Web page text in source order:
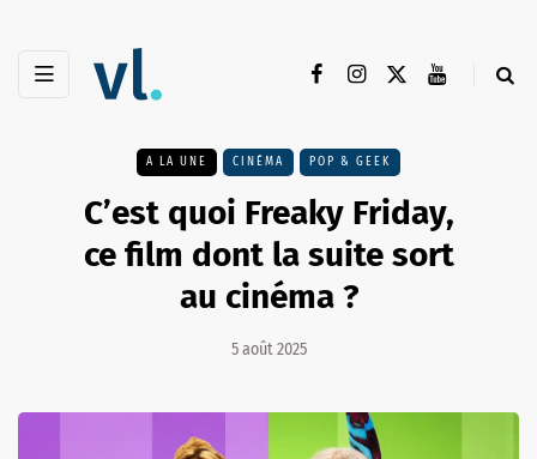
A LA UNE CINÉMA POP & GEEK
C’est quoi Freaky Friday,
ce film dont la suite sort
au cinéma ?
5 août 2025